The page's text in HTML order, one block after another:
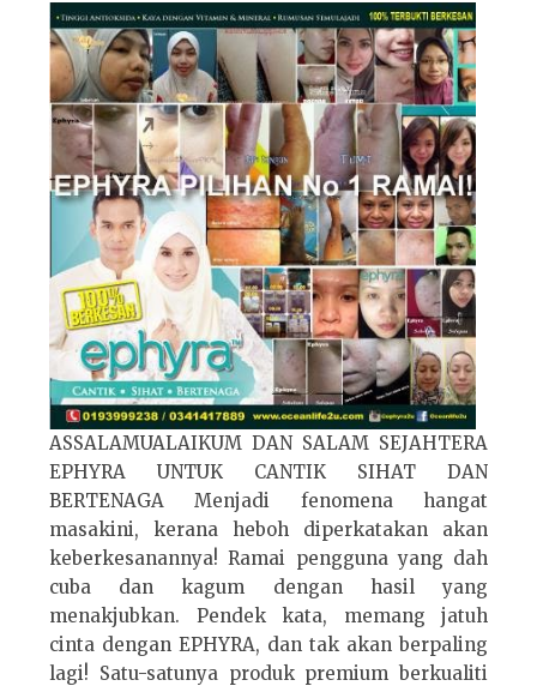
ASSALAMUALAIKUM DAN SALAM SEJAHTERA
EPHYRA UNTUK CANTIK SIHAT DAN
BERTENAGA Menjadi fenomena hangat
masakini, kerana heboh diperkatakan akan
keberkesanannya! Ramai pengguna yang dah
cuba dan kagum dengan hasil yang
menakjubkan. Pendek kata, memang jatuh
cinta dengan EPHYRA, dan tak akan berpaling
lagi! Satu-satunya produk premium berkualiti